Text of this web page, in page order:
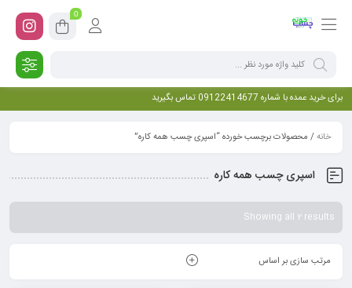
0
برای خرید عمده با شماره 09122414677 تماس بگیرید
خانه/ محصولات برچسب خورده “اسپری چسب همه کاره”
اسپری چسب همه کاره
Showing all 2 results
مرتب سازی بر اساس